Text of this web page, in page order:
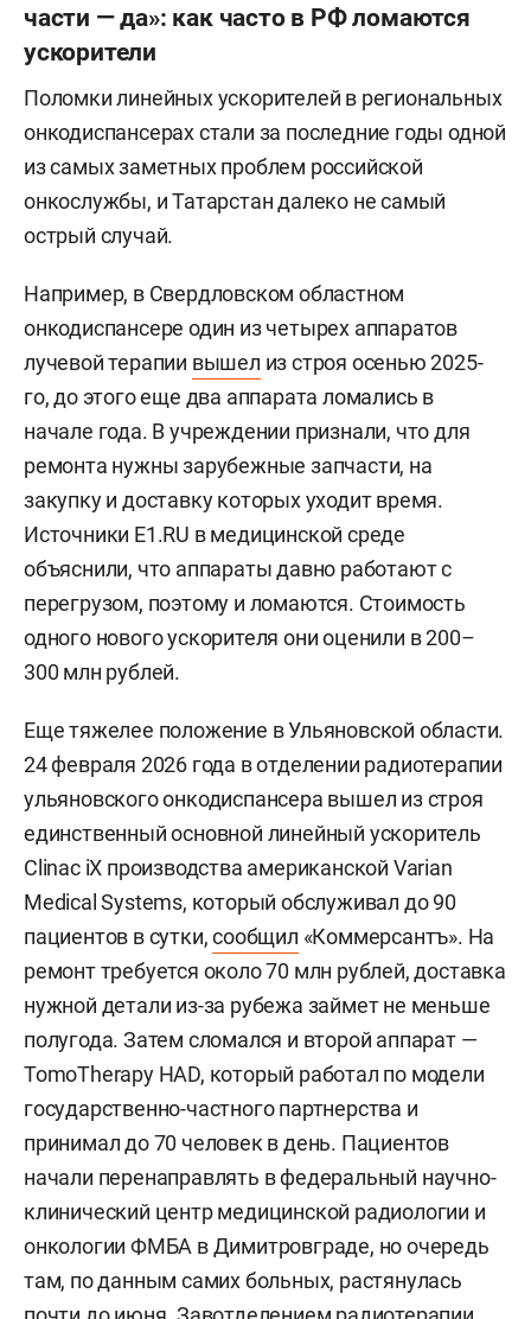
части — да»: как часто в РФ ломаются
ускорители
Поломки линейных ускорителей в региональных
онкодиспансерах стали за последние годы одной
из самых заметных проблем российской
онкослужбы, и Татарстан далеко не самый
острый случай.
Например, в Свердловском областном
онкодиспансере один из четырех аппаратов
лучевой терапии вышел из строя осенью 2025-
го, до этого еще два аппарата ломались в
начале года. В учреждении признали, что для
ремонта нужны зарубежные запчасти, на
закупку и доставку которых уходит время.
Источники E1.RU в медицинской среде
объяснили, что аппараты давно работают с
перегрузом, поэтому и ломаются. Стоимость
одного нового ускорителя они оценили в 200–
300 млн рублей.
Еще тяжелее положение в Ульяновской области.
24 февраля 2026 года в отделении радиотерапии
ульяновского онкодиспансера вышел из строя
единственный основной линейный ускоритель
Clinac iX производства американской Varian
Medical Systems, который обслуживал до 90
пациентов в сутки,сообщил «Коммерсантъ». На
ремонт требуется около 70 млн рублей, доставка
нужной детали из-за рубежа займет не меньше
полугода. Затем сломался и второй аппарат —
TomoTherapy HAD, который работал по модели
государственно-частного партнерства и
принимал до 70 человек в день. Пациентов
начали перенаправлять в федеральный научно-
клинический центр медицинской радиологии и
онкологии ФМБА в Димитровграде, но очередь
там, по данным самих больных, растянулась